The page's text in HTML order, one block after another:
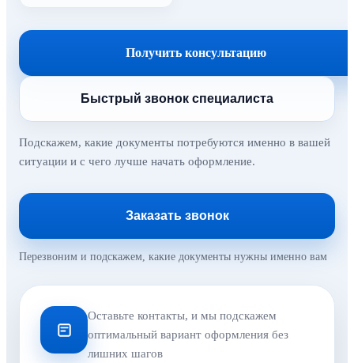
Получить консультацию
Быстрый звонок специалиста
Подскажем, какие документы потребуются именно в вашей
ситуации и с чего лучше начать оформление.
Заказать звонок
Перезвоним и подскажем, какие документы нужны именно вам
Оставьте контакты, и мы подскажем
оптимальный вариант оформления без
лишних шагов